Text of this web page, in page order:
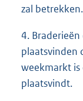
zal betrekken.
4.
plaatsvinden
weekmarkt
plaatsvindt.